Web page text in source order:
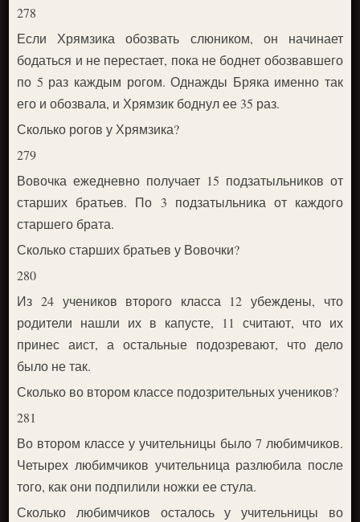
278
Если Хрямзика обозвать слюником, он начинает
бодаться и не перестает, пока не боднет обозвавшего
по 5 раз каждым рогом. Однажды Бряка именно так
его и обозвала, и Хрямзик боднул ее 35 раз.
Сколько рогов у Хрямзика?
279
Вовочка ежедневно получает 15 подзатыльников от
старших братьев. По 3 подзатыльника от каждого
старшего брата.
Сколько старших братьев у Вовочки?
280
Из 24 учеников второго класса 12 убеждены, что
родители нашли их в капусте, 11 считают, что их
принес аист, а остальные подозревают, что дело
было не так.
Сколько во втором классе подозрительных учеников?
281
Во втором классе у учительницы было 7 любимчиков.
Четырех любимчиков учительница разлюбила после
того, как они подпилили ножки ее стула.
Сколько любимчиков осталось у учительницы во